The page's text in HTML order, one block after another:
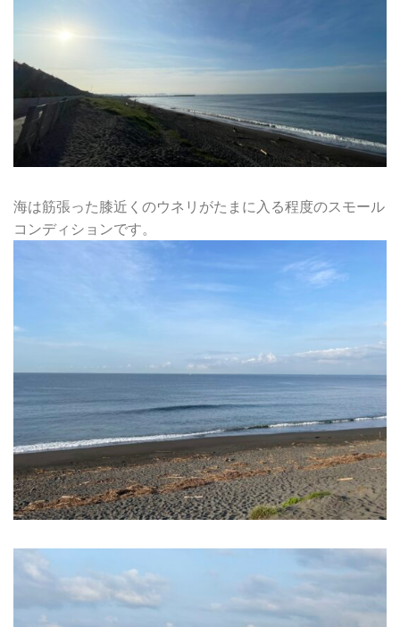
海は筋張った膝近くのウネリがたまに入る程度のスモール
コンディションです。